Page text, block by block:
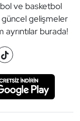
ve basketbol
güncel gelişmeler
ayrıntılar burada!